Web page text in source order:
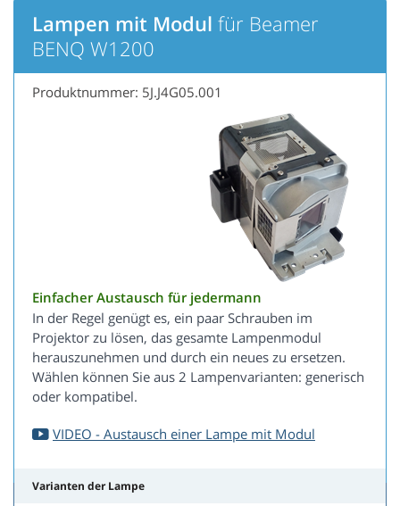
Lampen mit Modul für Beamer
BENQ W1200
Produktnummer: 5J.J4G05.001
Einfacher Austausch für jedermann
In der Regel genügt es, ein paar Schrauben im
Projektor zu lösen, das gesamte Lampenmodul
herauszunehmen und durch ein neues zu ersetzen.
Wählen können Sie aus 2 Lampenvarianten: generisch
oder kompatibel.
VIDEO - Austausch einer Lampe mit Modul
Varianten der Lampe